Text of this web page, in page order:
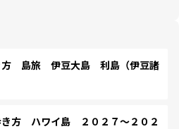
方 島旅 伊豆大島 利島（伊豆諸
方 ハワイ島 ２０２７～２０２